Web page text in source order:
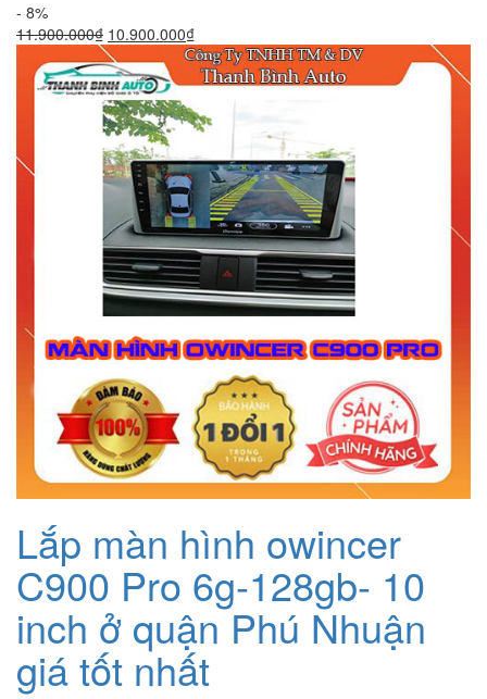
- 8%
11.900.000₫ Giá
gốc
là:
11.900.000₫.
10.900.000₫Giá
hiện
tại
10.900.000₫.
Lắp màn hình owincer
C900 Pro 6g-128gb- 10
inch ở quận Phú Nhuận
giá tốt nhất